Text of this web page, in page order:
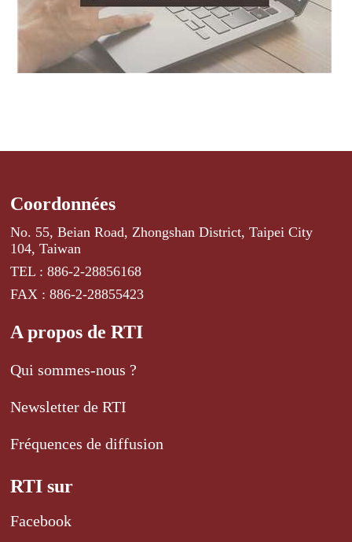
Coordonnées
No. 55, Beian Road, Zhongshan District, Taipei City
104, Taiwan
TEL : 886-2-28856168
FAX : 886-2-28855423
A propos de RTI
Qui sommes-nous ?
Newsletter de RTI
Fréquences de diffusion
RTI sur
Facebook